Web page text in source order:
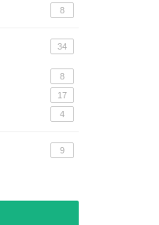
8
34
8
17
4
9